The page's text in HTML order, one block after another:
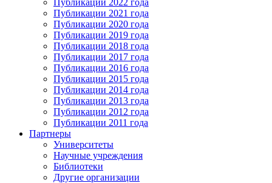
Публикации 2022 года
Публикации 2021 года
Публикации 2020 года
Публикации 2019 года
Публикации 2018 года
Публикации 2017 года
Публикации 2016 года
Публикации 2015 года
Публикации 2014 года
Публикации 2013 года
Публикации 2012 года
Публикации 2011 года
Партнеры
Университеты
Научные учреждения
Библиотеки
Другие организации